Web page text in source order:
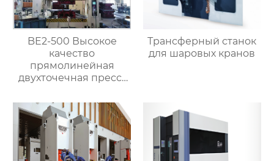
BE2-500 Высокое
качество
прямолинейная
двухточечная пресс-
штамповки металла
Трансферный станок
для шаровых кранов